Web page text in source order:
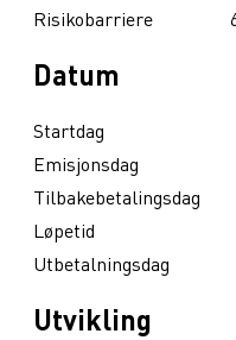
Risikobarriere
Datum
Startdag
Emisjonsdag
Tilbakebetalingsdag
Løpetid
Utbetalningsdag
Utvikling